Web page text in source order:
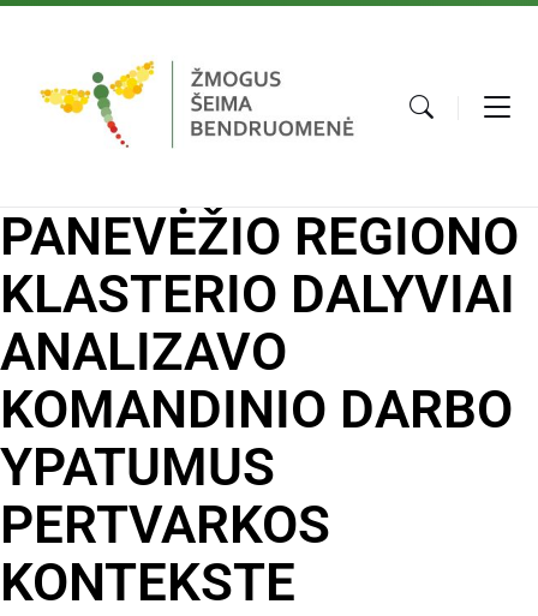
PANEVĖŽIO REGIONO
KLASTERIO DALYVIAI
ANALIZAVO
KOMANDINIO DARBO
YPATUMUS
PERTVARKOS
KONTEKSTE